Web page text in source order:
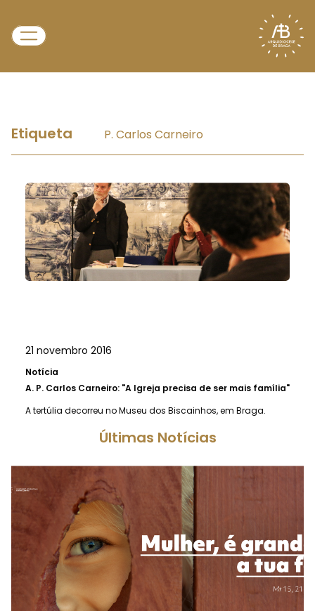
Etiqueta P. Carlos Carneiro
21 novembro 2016
Notícia
A. P. Carlos Carneiro: "A Igreja precisa de ser mais família"
A tertúlia decorreu no Museu dos Biscainhos, em Braga.
Últimas Notícias